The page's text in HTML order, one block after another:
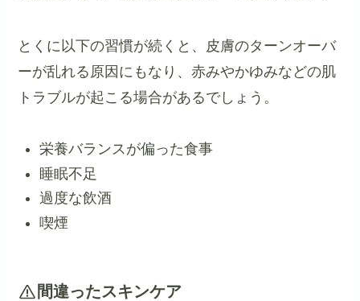
とくに以下の習慣が続くと、皮膚のターンオーバ
ーが乱れる原因にもなり、赤みやかゆみなどの肌
トラブルが起こる場合があるでしょう。
栄養バランスが偏った食事
睡眠不足
過度な飲酒
喫煙
間違ったスキンケア